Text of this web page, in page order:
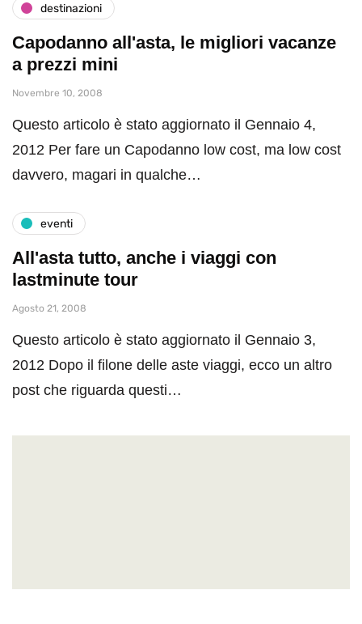
destinazioni
Capodanno all'asta, le migliori vacanze
a prezzi mini
Novembre 10, 2008
Questo articolo è stato aggiornato il Gennaio 4,
2012 Per fare un Capodanno low cost, ma low cost
davvero, magari in qualche…
eventi
All'asta tutto, anche i viaggi con
lastminute tour
Agosto 21, 2008
Questo articolo è stato aggiornato il Gennaio 3,
2012 Dopo il filone delle aste viaggi, ecco un altro
post che riguarda questi…